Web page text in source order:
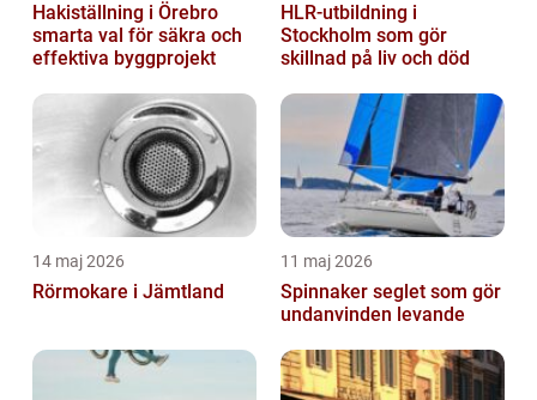
Hakiställning i Örebro
smarta val för säkra och
effektiva byggprojekt
HLR-utbildning i
Stockholm som gör
skillnad på liv och död
14 maj 2026
Rörmokare i Jämtland
11 maj 2026
Spinnaker seglet som gör
undanvinden levande